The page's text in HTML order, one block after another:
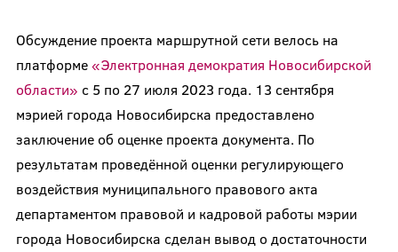
Обсуждение проекта маршрутной сети велось на
платформе«Электронная демократия Новосибирской
области» с 5 по 27 июля 2023 года. 13 сентября
мэрией города Новосибирска предоставлено
заключение об оценке проекта документа. По
результатам проведённой оценки регулирующего
воздействия муниципального правового акта
департаментом правовой и кадровой работы мэрии
города Новосибирска сделан вывод о достаточности